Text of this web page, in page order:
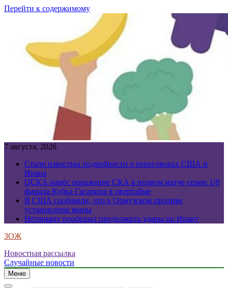
Перейти к содержимому
7 августа, 2026
Стали известны подробности о переговорах США и
Ирана
ЦСКА нанёс поражение СКА в первом матче серии 1/8
финала Кубка Гагарина в овертайме
В США сообщили, что в Ормузском проливе
установлены мины
Нетаньяху пообещал продолжить удары по Ирану
ЗОЖ
Новостная рассылка
Случайные новости
Меню